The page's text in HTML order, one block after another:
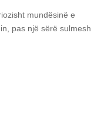
mundësinë e
pas një sërë sulmesh